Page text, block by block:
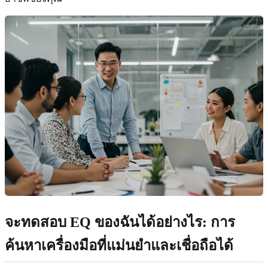
จะทดสอบ EQ ของฉันได้อย่างไร: การ
ค้นหาเครื่องมือที่แม่นยำและเชื่อถือได้